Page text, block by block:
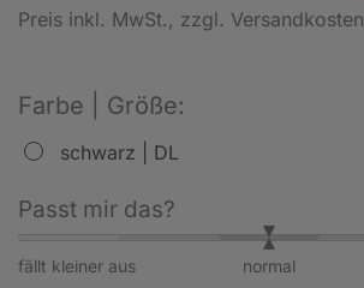
Preis inkl. MwSt., zzgl. Versandkosten
Farbe | Größe:
schwarz | DL
Passt mir das?
fällt kleiner aus normal